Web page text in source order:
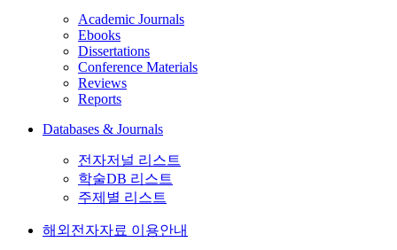
Academic Journals
Ebooks
Dissertations
Conference Materials
Reviews
Reports
Databases & Journals
전자저널 리스트
학술DB 리스트
주제별 리스트
해외전자자료 이용안내